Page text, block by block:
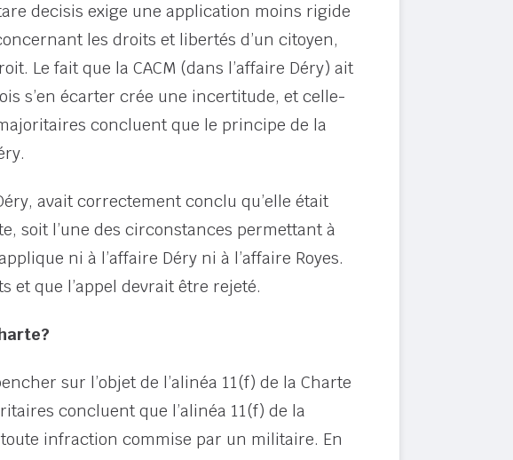
decisis exige une application moins rigide
les droits et libertés d’un citoyen,
Le fait que la CACM (dans l’affaire Déry) ait
s’en écarter crée une incertitude, et celle-
concluent que le principe de la
avait correctement conclu qu’elle était
soit l’une des circonstances permettant à
ni à l’affaire Déry ni à l’affaire Royes.
et que l’appel devrait être rejeté.
sur l’objet de l’alinéa 11(f) de la Charte
concluent que l’alinéa 11(f) de la
infraction commise par un militaire. En